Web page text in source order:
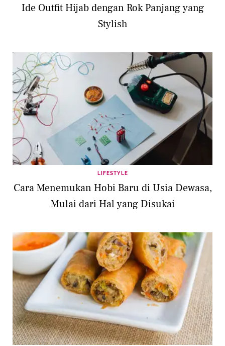
Ide Outfit Hijab dengan Rok Panjang yang
Stylish
LIFESTYLE
Cara Menemukan Hobi Baru di Usia Dewasa,
Mulai dari Hal yang Disukai